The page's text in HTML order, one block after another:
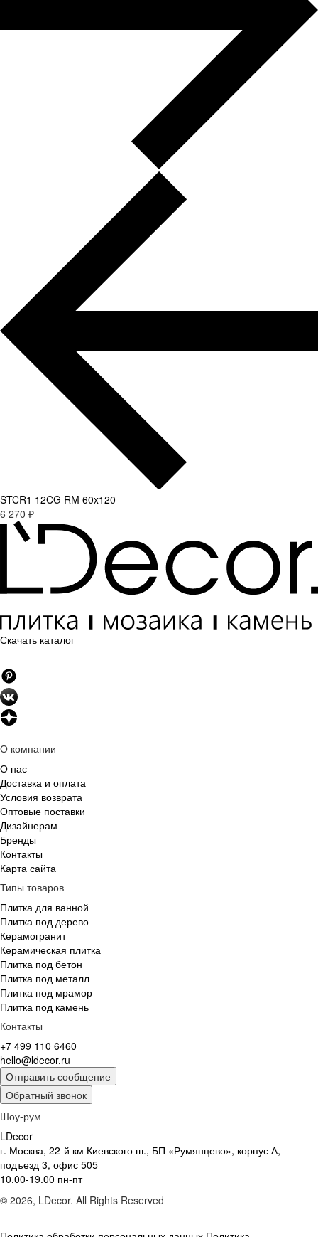
STCR1 12CG RM 60x120
6 270 ₽
Скачать каталог
О компании
О нас
Доставка и оплата
Условия возврата
Оптовые поставки
Дизайнерам
Бренды
Контакты
Карта сайта
Типы товаров
Плитка для ванной
Плитка под дерево
Керамогранит
Керамическая плитка
Плитка под бетон
Плитка под металл
Плитка под мрамор
Плитка под камень
Контакты
+7 499 110 6460
hello@ldecor.ru
Отправить сообщение
Обратный звонок
Шоу-рум
LDecor
г. Москва, 22-й км Киевского ш., БП «Румянцево», корпус А,
подъезд 3, офис 505
10.00-19.00 пн-пт
© 2026, LDecor. All Rights Reserved